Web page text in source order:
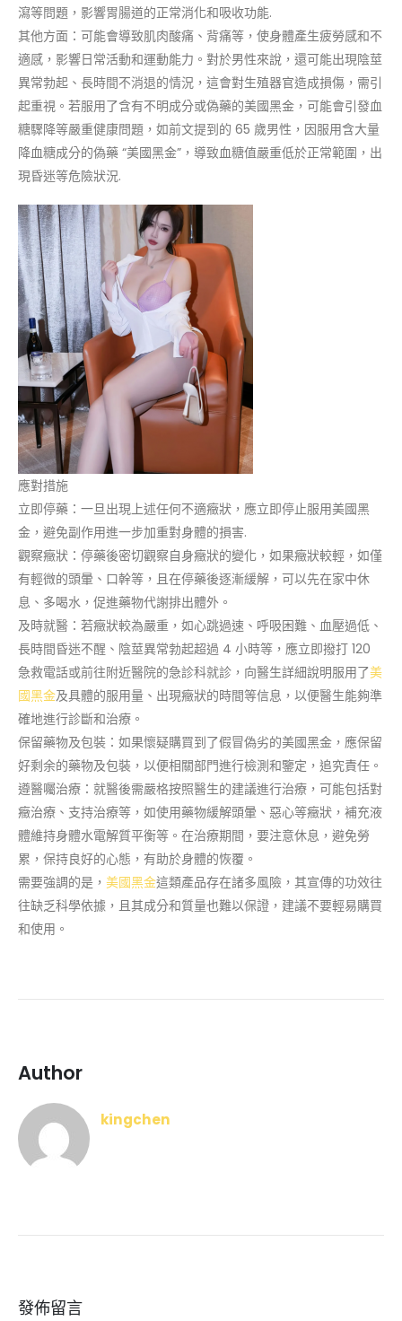
瀉等問題，影響胃腸道的正常消化和吸收功能.
其他方面：可能會導致肌肉酸痛、背痛等，使身體產生疲勞感和不
適感，影響日常活動和運動能力。對於男性來說，還可能出現陰莖
異常勃起、長時間不消退的情況，這會對生殖器官造成損傷，需引
起重視。若服用了含有不明成分或偽藥的美國黑金，可能會引發血
糖驟降等嚴重健康問題，如前文提到的 65 歲男性，因服用含大量
降血糖成分的偽藥 “美國黑金”，導致血糖值嚴重低於正常範圍，出
現昏迷等危險狀況.
應對措施
立即停藥：一旦出現上述任何不適癥狀，應立即停止服用美國黑
金，避免副作用進一步加重對身體的損害.
觀察癥狀：停藥後密切觀察自身癥狀的變化，如果癥狀較輕，如僅
有輕微的頭暈、口幹等，且在停藥後逐漸緩解，可以先在家中休
息、多喝水，促進藥物代謝排出體外。
及時就醫：若癥狀較為嚴重，如心跳過速、呼吸困難、血壓過低、
長時間昏迷不醒、陰莖異常勃起超過 4 小時等，應立即撥打 120
急救電話或前往附近醫院的急診科就診，向醫生詳細說明服用了美
國黑金及具體的服用量、出現癥狀的時間等信息，以便醫生能夠準
確地進行診斷和治療。
保留藥物及包裝：如果懷疑購買到了假冒偽劣的美國黑金，應保留
好剩余的藥物及包裝，以便相關部門進行檢測和鑒定，追究責任。
遵醫囑治療：就醫後需嚴格按照醫生的建議進行治療，可能包括對
癥治療、支持治療等，如使用藥物緩解頭暈、惡心等癥狀，補充液
體維持身體水電解質平衡等。在治療期間，要注意休息，避免勞
累，保持良好的心態，有助於身體的恢覆。
需要強調的是， 美國黑金這類產品存在諸多風險，其宣傳的功效往
往缺乏科學依據，且其成分和質量也難以保證，建議不要輕易購買
和使用。
Author
kingchen
發佈留言